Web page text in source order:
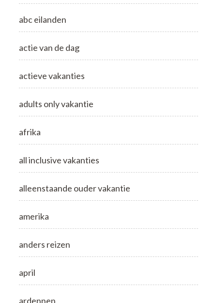
abc eilanden
actie van de dag
actieve vakanties
adults only vakantie
afrika
all inclusive vakanties
alleenstaande ouder vakantie
amerika
anders reizen
april
ardennen